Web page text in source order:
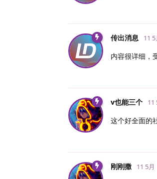
传出消息 11 5
内容很详细，
v也能三个 11
这个好全面的
刚刚撒 11 5月